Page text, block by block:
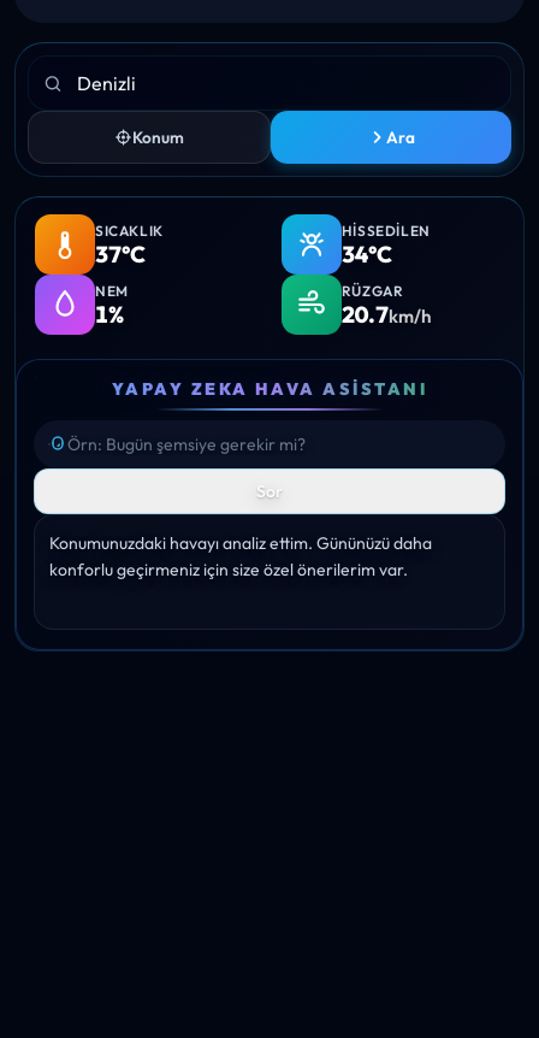
Konum Ara
SICAKLIK
37°C
HISSEDILEN
34°C
NEM
1%
RÜZGAR
20.7km/h
YAPAY ZEKA HAVA ASISTANI
Sor
Konumunuzdaki havayı analiz ettim. Gününüzü daha
konforlu geçirmeniz için size özel önerilerim var.